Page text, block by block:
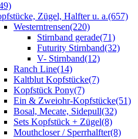
Zügel, Halfter u. a.(657)
Westerntrensen(220)
Stirnband gerade(71)
Futurity Stirnband(32)
V- Stirnband(12)
Ranch Line(14)
Kaltblut Kopfstücke(7)
Kopfstück Pony(7)
Ein & Zweiohr-Kopfstücke(51)
Bosal, Mecate, Sidepull(32)
Sets Kopfstück + Zügel(8)
Mouthcloser / Sperrhalfter(8)